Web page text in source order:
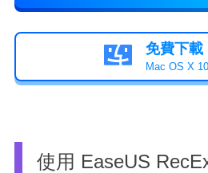
 免費下載
Mac OS X
使用 EaseUS